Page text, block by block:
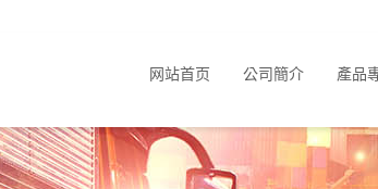
网站首页 公司簡介 產品